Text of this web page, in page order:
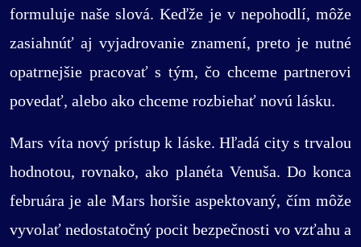
formuluje naše slová. Keďže je v nepohodlí, môže
zasiahnúť aj vyjadrovanie znamení, preto je nutné
opatrnejšie pracovať s tým, čo chceme partnerovi
povedať, alebo ako chceme rozbiehať novú lásku.
Mars víta nový prístup k láske. Hľadá city s trvalou
hodnotou, rovnako, ako planéta Venuša. Do konca
februára je ale Mars horšie aspektovaný, čím môže
vyvolať nedostatočný pocit bezpečnosti vo vzťahu a